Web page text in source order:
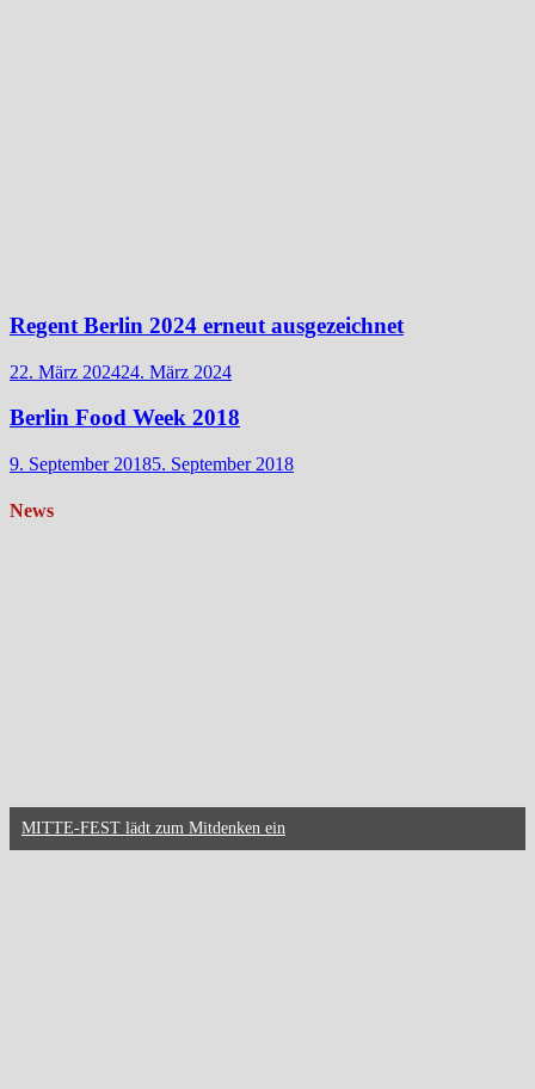
Regent Berlin 2024 erneut ausgezeichnet
22. März 202424. März 2024
Berlin Food Week 2018
9. September 20185. September 2018
News
MITTE-FEST lädt zum Mitdenken ein